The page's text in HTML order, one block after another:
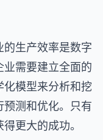
生产效率是数字
需要建立全面的
模型来分析和挖
测和优化。只有
更大的成功。